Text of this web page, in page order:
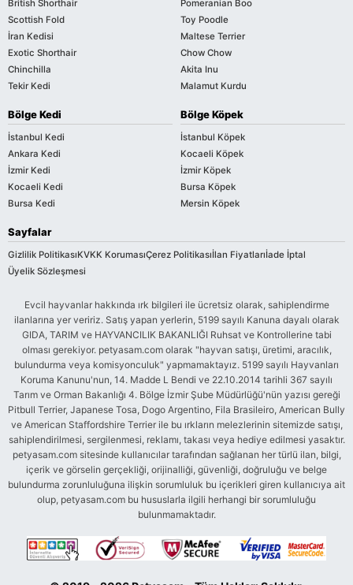
British Shorthair
Scottish Fold
İran Kedisi
Exotic Shorthair
Chinchilla
Tekir Kedi
Pomeranian Boo
Toy Poodle
Maltese Terrier
Chow Chow
Akita Inu
Malamut Kurdu
Bölge Kedi
İstanbul Kedi
Ankara Kedi
İzmir Kedi
Kocaeli Kedi
Bursa Kedi
Bölge Köpek
İstanbul Köpek
Kocaeli Köpek
İzmir Köpek
Bursa Köpek
Mersin Köpek
Sayfalar
Gizlilik PolitikasıKVKK KorumasıÇerez Politikasıİlan Fiyatlarıİade İptal
Üyelik Sözleşmesi
Evcil hayvanlar hakkında ırk bilgileri ile ücretsiz olarak, sahiplendirme
ilanlarına yer veririz. Satış yapan yerlerin, 5199 sayılı Kanuna dayalı olarak
GIDA, TARIM ve HAYVANCILIK BAKANLIĞI Ruhsat ve Kontrollerine tabi
olması gerekiyor. petyasam.com olarak "hayvan satışı, üretimi, aracılık,
bulundurma veya komisyonculuk" yapmamaktayız. 5199 sayılı Hayvanları
Koruma Kanunu'nun, 14. Madde L Bendi ve 22.10.2014 tarihli 367 sayılı
Tarım ve Orman Bakanlığı 4. Bölge İzmir Şube Müdürlüğü'nün yazısı gereği
Pitbull Terrier, Japanese Tosa, Dogo Argentino, Fila Brasileiro, American Bully
ve American Staffordshire Terrier ile bu ırkların melezlerinin sitemizde satışı,
sahiplendirilmesi, sergilenmesi, reklamı, takası veya hediye edilmesi yasaktır.
petyasam.com sitesinde kullanıcılar tarafından sağlanan her türlü ilan, bilgi,
içerik ve görselin gerçekliği, orijinalliği, güvenliği, doğruluğu ve belge
bulundurma zorunluluğuna ilişkin sorumluluk bu içerikleri giren kullanıcıya ait
olup, petyasam.com bu hususlarla ilgili herhangi bir sorumluluğu
bulunmamaktadır.